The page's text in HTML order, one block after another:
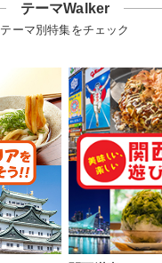
テーマWalker
テーマ別特集をチェック